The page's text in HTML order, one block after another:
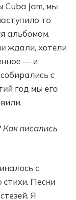
Cuba Jam, мы
то
альбомом.
ждали, хотели
— и
с
год мы его
писались
с
стихи. Песни
Я